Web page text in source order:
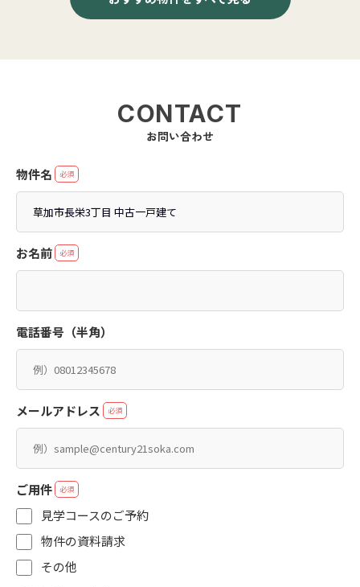
CONTACT
お問い合わせ
物件名 必須
お名前 必須
電話番号（半角）
メールアドレス 必須
ご用件 必須
見学コースのご予約
物件の資料請求
その他